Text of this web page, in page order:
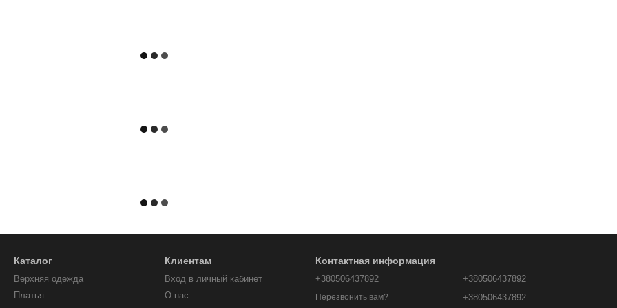
Каталог
Верхняя одежда
Платья
Клиентам
Вход в личный кабинет
О нас
Контактная информация
+380506437892
Перезвонить вам?
+380506437892
+380506437892